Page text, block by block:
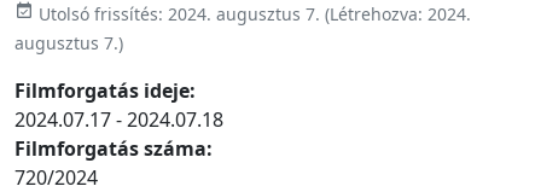
event_available Utolsó frissítés: 2024. augusztus 7. (Létrehozva: 2024.
augusztus 7.)
Filmforgatás ideje:
2024.07.17 - 2024.07.18
Filmforgatás száma:
720/2024